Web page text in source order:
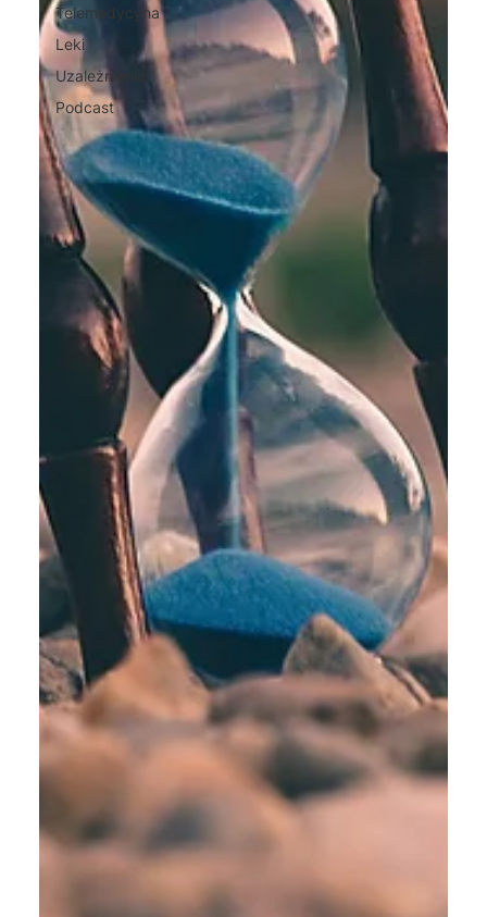
Telemedycyna
Leki
Uzależnienia
Podcast